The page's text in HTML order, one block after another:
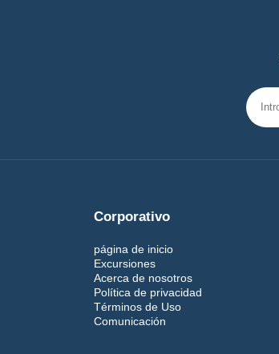
Corporativo
página de inicio
Excursiones
Acerca de nosotros
Política de privacidad
Términos de Uso
Comunicación